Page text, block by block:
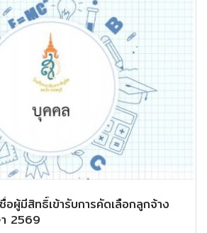
อผู้มีสิทธิ์เข้ารับการคัดเลือกลูกจ้าง
ชั่วคราว ปีการศึกษา 2569